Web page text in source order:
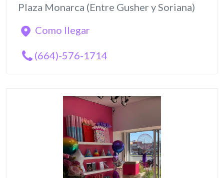
Plaza Monarca (Entre Gusher y Soriana)
Como llegar
(664)-576-1714